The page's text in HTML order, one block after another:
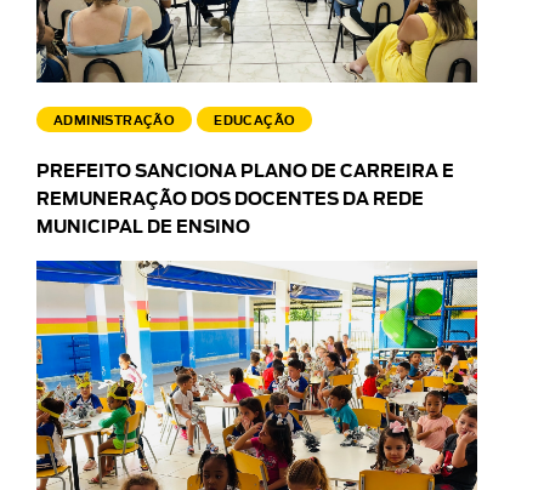
ADMINISTRAÇÃO EDUCAÇÃO
PREFEITO SANCIONA PLANO DE CARREIRA E
REMUNERAÇÃO DOS DOCENTES DA REDE
MUNICIPAL DE ENSINO